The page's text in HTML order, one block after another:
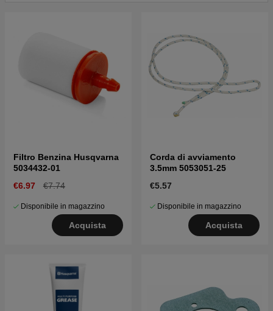
19900100001-19941400000
Clicca qui per il catalogo ricambi di Husqvarna 245R
19941400001-19962200000
Clicca qui per il catalogo ricambi di Husqvarna 245R
19962200001-19984000000
Clicca qui per il catalogo ricambi di Husqvarna 245R
20023100001-Current
Filtro Benzina Husqvarna
5034432-01
€6.97
€7.74
Disponibile in magazzino
Acquista
Corda di avviamento
3.5mm 5053051-25
€5.57
Disponibile in magazzino
Acquista